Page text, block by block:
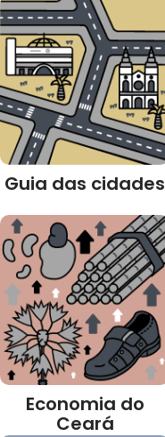
Guia das cidades
Economia do
Ceará